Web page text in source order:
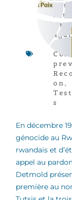
lity
on,
s
En décembre
génocide au
rwandais et
appel au
Detmold
première au